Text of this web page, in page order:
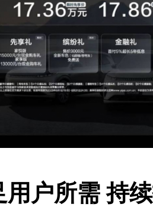
用户所需 持